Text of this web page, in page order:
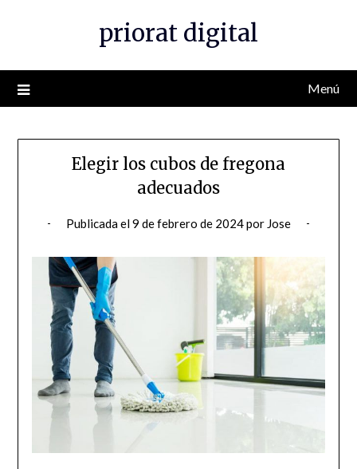
priorat digital
Menú
Elegir los cubos de fregona
adecuados
Publicada el9 de febrero de 2024por Jose